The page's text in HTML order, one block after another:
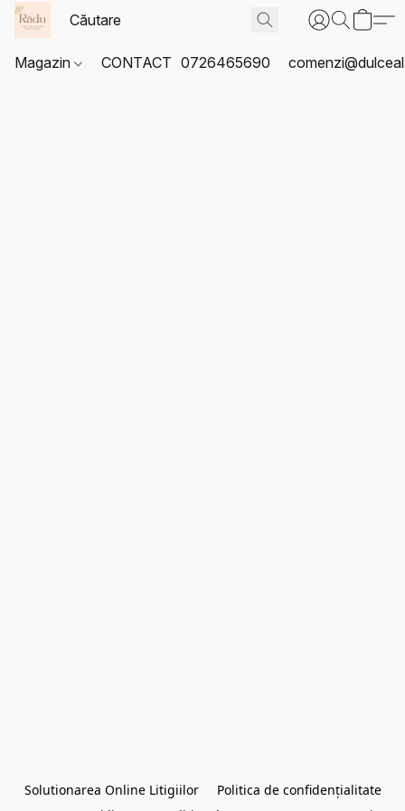
Magazin CONTACT 0726465690
Solutionarea Online Litigiilor
Politica de confidențialitate